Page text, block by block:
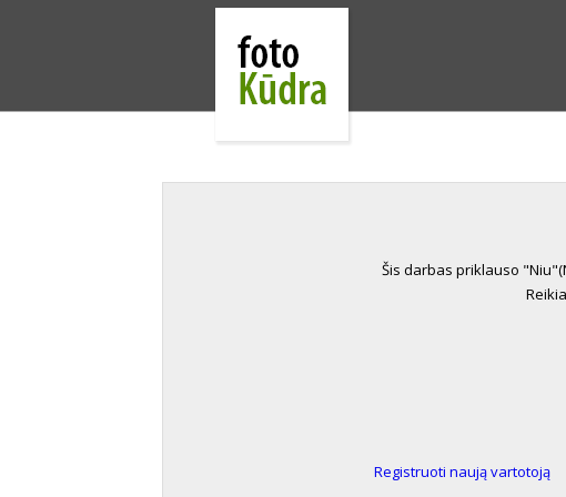
Šis darbas priklauso
Registruoti naują vartotoją